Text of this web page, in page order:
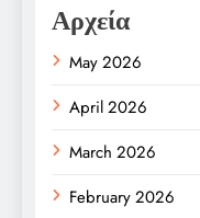
Αρχεία
May 2026
April 2026
March 2026
February 2026